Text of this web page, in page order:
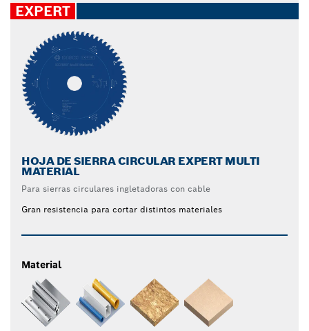
EXPERT
HOJA DE SIERRA CIRCULAR EXPERT MULTI
MATERIAL
Para sierras circulares ingletadoras con cable
Gran resistencia para cortar distintos materiales
Material